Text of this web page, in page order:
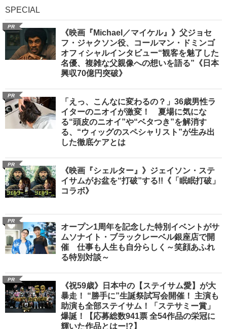
SPECIAL
PR
《映画『Michael／マイケル』》父ジョセ
フ・ジャクソン役、コールマン・ドミンゴ
オフィシャルインタビュー“観客を魅了した
名優、複雑な父親像への想いを語る”《日本
興収70億円突破》
PR
「えっ、こんなに変わるの？」36歳男性ラ
イターのニオイが激変！ 夏場に気にな
る“頭皮のニオイ”や“ベタつき”を解消す
る、“ウィッグのスペシャリスト”が生み出
した徹底ケアとは
PR
《映画『シェルター』》ジェイソン・ステ
イサムがお盆を“打破”する!!《「眠眠打破」
コラボ》
PR
オープン1周年を記念した特別イベントがサ
ムソナイト・ブラックレーベル銀座店で開
催 仕事も人生も自分らしく～笑顔あふれ
る特別対談～
PR
《祝59歳》日本中の【ステイサム愛】が大
暴走！ “勝手に”生誕祭試写会開催！ 主演も
助演も全部ステイサム！「ステサミー賞」
爆誕！【応募総数941票 全54作品の栄冠に
輝いた作品とはー!?】